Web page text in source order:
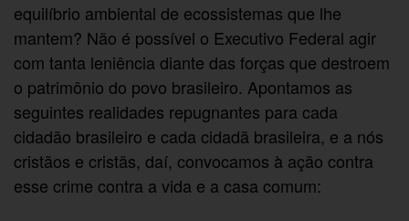
equilíbrio ambiental de ecossistemas que lhe
mantem? Não é possível o Executivo Federal agir
com tanta leniência diante das forças que destroem
o patrimônio do povo brasileiro. Apontamos as
seguintes realidades repugnantes para cada
cidadão brasileiro e cada cidadã brasileira, e a nós
cristãos e cristãs, daí, convocamos à ação contra
esse crime contra a vida e a casa comum: